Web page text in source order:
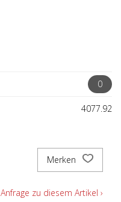
0
4077.92
Merken
Anfrage zu diesem Artikel ›